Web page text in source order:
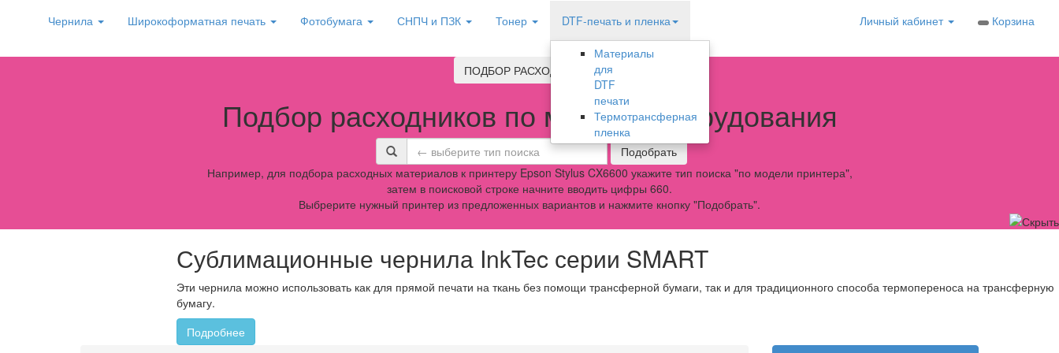
Чернила Широкоформатная печать Фотобумага СНПЧ и ПЗК Тонер DTF-печать и пленка
Материалы
для
DTF
печати
Термотрансферная
пленка
Личный кабинет Корзина
ПОДБОР РАСХОДНИКОВ
Подбор расходников по модели оборудования
Подобрать
Например, для подбора расходных материалов к принтеру Epson Stylus CX6600 укажите тип поиска "по модели принтера",
затем в поисковой строке начните вводить цифры 660.
Выбрерите нужный принтер из предложенных вариантов и нажмите кнопку "Подобрать".
Сублимационные чернила InkTec серии SMART
Эти чернила можно использовать как для прямой печати на ткань без помощи трансферной бумаги, так и для традиционного способа термопереноса на трансферную
бумагу.
Подробнее